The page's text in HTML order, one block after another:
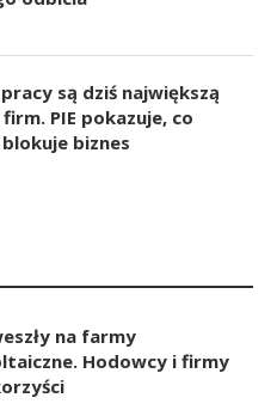
są dziś największą
PIE pokazuje, co
biznes
na farmy
Hodowcy i firmy